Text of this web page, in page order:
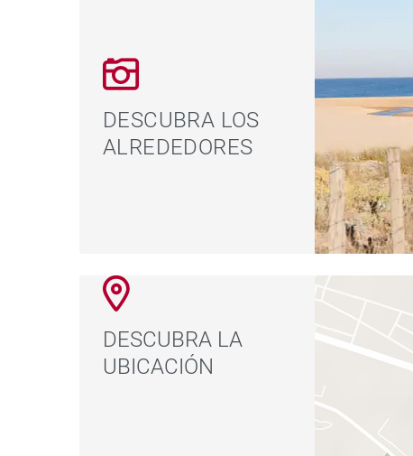
DESCUBRA LOS
ALREDEDORES
DESCUBRA LA
UBICACIÓN